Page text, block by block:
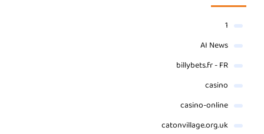
1
AI News
billybets.fr - FR
casino
casino-online
catonvillage.org.uk